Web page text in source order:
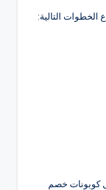
التالية:
كوبونات خصم